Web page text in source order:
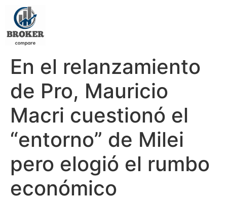
En el relanzamiento
de Pro, Mauricio
Macri cuestionó el
“entorno” de Milei
pero elogió el rumbo
económico